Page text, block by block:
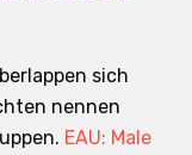
sich
nennen
EAU: Male